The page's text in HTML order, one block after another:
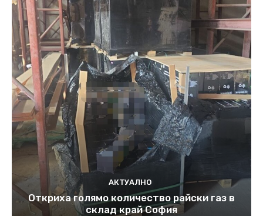
АКТУАЛНО
Откриха голямо количество райски газ в
склад край София